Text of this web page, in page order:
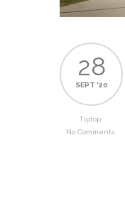
28
SEPT '20
Tiptop
No Comments